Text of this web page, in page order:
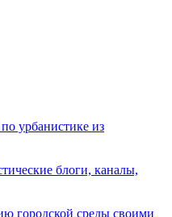
урбанистике из
блоги, каналы,
городской среды своими